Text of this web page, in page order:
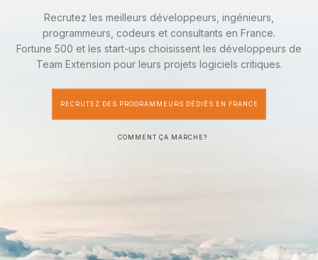
Recrutez les meilleurs développeurs, ingénieurs,
programmeurs, codeurs et consultants en France.
Fortune 500 et les start-ups choisissent les développeurs de
Team Extension pour leurs projets logiciels critiques.
RECRUTEZ DES PROGRAMMEURS DÉDIÉS EN FRANCE
COMMENT ÇA MARCHE?